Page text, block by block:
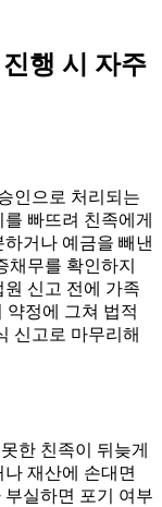
행 시 자주
인으로 처리되는
빠뜨려 친족에게
거나 예금을 빼낸
채무를 확인하지
신고 전에 가족
약정에 그쳐 법적
신고로 마무리해
한 친족이 뒤늦게
재산에 손대면
실하면 포기 여부